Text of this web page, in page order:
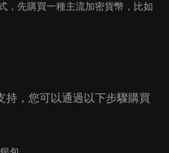
，先購買一種主流加密貨幣，比如
持，您可以通過以下步驟購買